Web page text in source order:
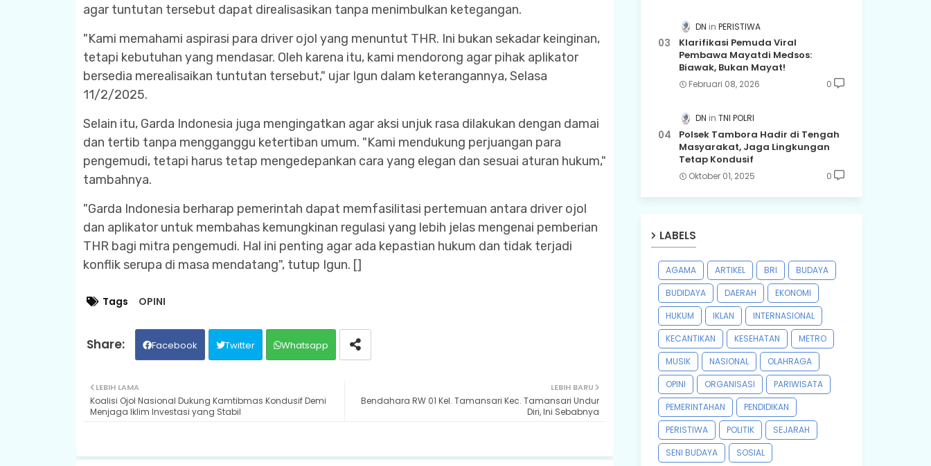
agar tuntutan tersebut dapat direalisasikan tanpa menimbulkan ketegangan.
"Kami memahami aspirasi para driver ojol yang menuntut THR. Ini bukan sekadar keinginan,
tetapi kebutuhan yang mendasar. Oleh karena itu, kami mendorong agar pihak aplikator
bersedia merealisaikan tuntutan tersebut," ujar Igun dalam keterangannya, Selasa
11/2/2025.
Selain itu, Garda Indonesia juga mengingatkan agar aksi unjuk rasa dilakukan dengan damai
dan tertib tanpa mengganggu ketertiban umum. "Kami mendukung perjuangan para
pengemudi, tetapi harus tetap mengedepankan cara yang elegan dan sesuai aturan hukum,"
tambahnya.
"Garda Indonesia berharap pemerintah dapat memfasilitasi pertemuan antara driver ojol
dan aplikator untuk membahas kemungkinan regulasi yang lebih jelas mengenai pemberian
THR bagi mitra pengemudi. Hal ini penting agar ada kepastian hukum dan tidak terjadi
konflik serupa di masa mendatang", tutup Igun. []
Tags OPINI
Facebook Twitter Whatsapp
LEBIH BARU
Bendahara RW 01 Kel. Tamansari Kec. Tamansari Undur
Diri, Ini Sebabnya
LEBIH LAMA
Koalisi Ojol Nasional Dukung Kamtibmas Kondusif Demi
Menjaga Iklim Investasi yang Stabil
DN PERISTIWA
Klarifikasi Pemuda Viral
Pembawa Mayatdi Medsos:
Biawak, Bukan Mayat!
Februari 08, 2026 0
DN TNI POLRI
Polsek Tambora Hadir di Tengah
Masyarakat, Jaga Lingkungan
Tetap Kondusif
Oktober 01, 2025 0
LABELS
AGAMA ARTIKEL BRI
BUDAYA
BUDIDAYA
DAERAH
EKONOMI
HUKUM
IKLAN
INTERNASIONAL
KECANTIKAN
KESEHATAN
METRO
MUSIK
NASIONAL
OLAHRAGA
OPINI
ORGANISASI
PARIWISATA
PEMERINTAHAN
PENDIDIKAN
PERISTIWA
POLITIK
SEJARAH
SENI BUDAYA
SOSIAL